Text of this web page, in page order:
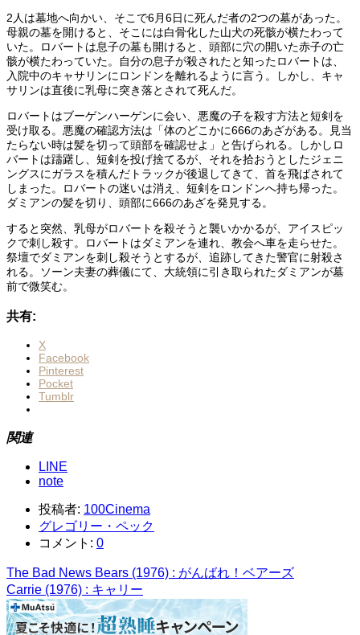
2人は墓地へ向かい、そこで6月6日に死んだ者の2つの墓があった。
母親の墓を開けると、そこには白骨化した山犬の死骸が横たわって
いた。ロバートは息子の墓も開けると、頭部に穴の開いた赤子の亡
骸が横たわっていた。自分の息子が殺されたと知ったロバートは、
入院中のキャサリンにロンドンを離れるように言う。しかし、キャ
サリンは直後に乳母に突き落とされて死んだ。
ロバートはブーゲンハーゲンに会い、悪魔の子を殺す方法と短剣を
受け取る。悪魔の確認方法は「体のどこかに666のあざがある。見当
たらない時は髪を切って頭部を確認せよ」と告げられる。しかしロ
バートは躊躇し、短剣を投げ捨てるが、それを拾おうとしたジェニ
ングスにガラスを積んだトラックが後退してきて、首を飛ばされて
しまった。ロバートの迷いは消え、短剣をロンドンへ持ち帰った。
ダミアンの髪を切り、頭部に666のあざを発見する。
すると突然、乳母がロバートを殺そうと襲いかかるが、アイスピッ
クで刺し殺す。ロバートはダミアンを連れ、教会へ車を走らせた。
祭壇でダミアンを刺し殺そうとするが、追跡してきた警官に射殺さ
れる。ソーン夫妻の葬儀にて、大統領に引き取られたダミアンが墓
前で微笑む。
共有:
X
Facebook
Pinterest
Pocket
Tumblr
関連
LINE
note
投稿者: 100Cinema
グレゴリー・ペック
コメント: 0
The Bad News Bears (1976) : がんばれ！ベアーズ
Carrie (1976) : キャリー